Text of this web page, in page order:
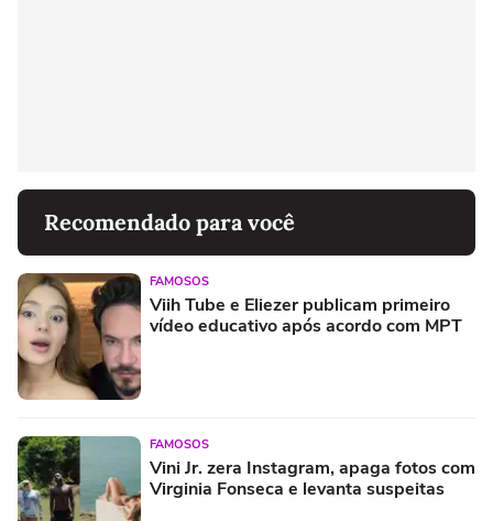
Recomendado para você
FAMOSOS
Viih Tube e Eliezer publicam primeiro
vídeo educativo após acordo com MPT
FAMOSOS
Vini Jr. zera Instagram, apaga fotos com
Virginia Fonseca e levanta suspeitas